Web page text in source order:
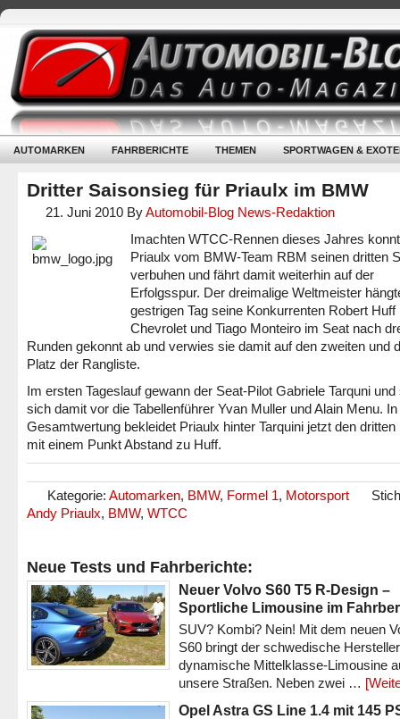
AUTOMARKEN FAHRBERICHTE THEMEN SPORTWAGEN &
Dritter Saisonsieg für Priaulx im BMW
21. Juni 2010 ByAutomobil-Blog News-Redaktion
Imachten WTCC-Rennen dieses Jahres
Priaulx vom BMW-Team RBM seinen dritten
verbuhen und fährt damit weiterhin auf der
Erfolgsspur. Der dreimalige Weltmeister
gestrigen Tag seine Konkurrenten Robert Huff
Chevrolet und Tiago Monteiro im Seat nach
Runden gekonnt ab und verwies sie damit auf den zweiten und
Platz der Rangliste.
Im ersten Tageslauf gewann der Seat-Pilot Gabriele Tarquni und
sich damit vor die Tabellenführer Yvan Muller und Alain Menu.
Gesamtwertung bekleidet Priaulx hinter Tarquini jetzt den dritten
mit einem Punkt Abstand zu Huff.
Kategorie: Automarken, BMW, Formel 1, Motorsport
Andy Priaulx, BMW, WTCC
Neue Tests und Fahrberichte:
Neuer Volvo S60 T5 R-Design –
Sportliche Limousine im
SUV? Kombi? Nein! Mit dem neuen
S60 bringt der schwedische
dynamische Mittelklasse-Limousine
unsere Straßen. Neben zwei …
Opel Astra GS Line 1.4 mit 145